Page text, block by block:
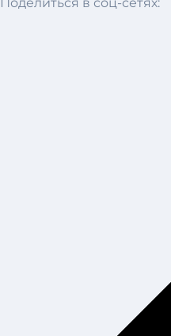
Поделиться в соц-сетях: